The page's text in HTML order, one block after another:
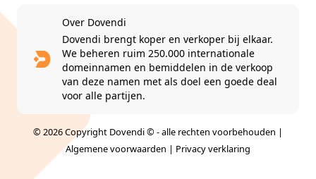
Over Dovendi
Dovendi brengt koper en verkoper bij elkaar.
We beheren ruim 250.000 internationale
domeinnamen en bemiddelen in de verkoop
van deze namen met als doel een goede deal
voor alle partijen.
© 2026 Copyright Dovendi © - alle rechten voorbehouden |
Algemene voorwaarden | Privacy verklaring